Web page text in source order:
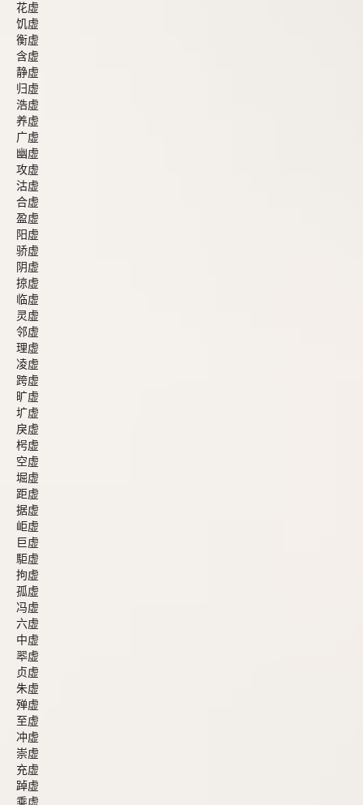
花虚
饥虚
衡虚
含虚
静虚
归虚
浩虚
养虚
广虚
幽虚
攻虚
沽虚
合虚
盈虚
阳虚
骄虚
阴虚
掠虚
临虚
灵虚
邻虚
理虚
凌虚
跨虚
旷虚
圹虚
戾虚
枵虚
空虚
堀虚
距虚
据虚
岠虚
巨虚
駏虚
拘虚
孤虚
冯虚
六虚
中虚
翆虚
贞虚
朱虚
殚虚
至虚
冲虚
崇虚
充虚
踔虚
乘虚